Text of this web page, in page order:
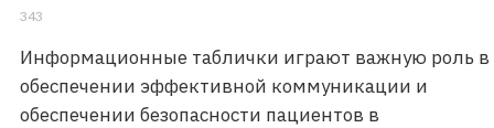
343
Информационные таблички играют важную роль в
обеспечении эффективной коммуникации и
обеспечении безопасности пациентов в